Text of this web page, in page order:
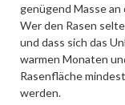
genügend Masse
Wer den Rasen
und dass sich das
warmen Monaten
Rasenfläche
werden.